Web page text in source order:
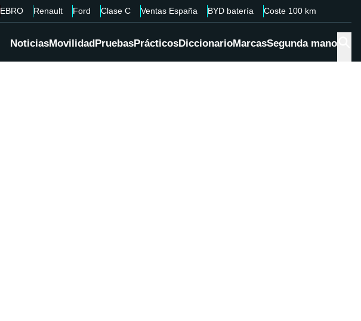
EBRO Renault Ford Clase C Ventas España BYD batería Coste 100 km
NoticiasMovilidadPruebasPrácticosDiccionarioMarcasSegunda mano